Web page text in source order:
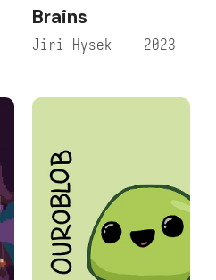
Brains
Jiri Hysek — 2023